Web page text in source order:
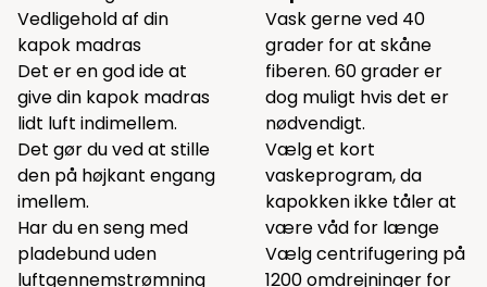
Vedligehold af din
kapok madras
Det er en god ide at
give din kapok madras
lidt luft indimellem.
Det gør du ved at stille
den på højkant engang
imellem.
Har du en seng med
pladebund uden
luftgennemstrømning
Vask gerne ved 40
grader for at skåne
fiberen. 60 grader er
dog muligt hvis det er
nødvendigt.
Vælg et kort
vaskeprogram, da
kapokken ikke tåler at
være våd for længe
Vælg centrifugering på
1200 omdrejninger for